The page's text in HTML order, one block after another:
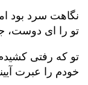
نگاهت سرد بود
تو را ای دوست،
تو که رفتی
خودم را عبرت